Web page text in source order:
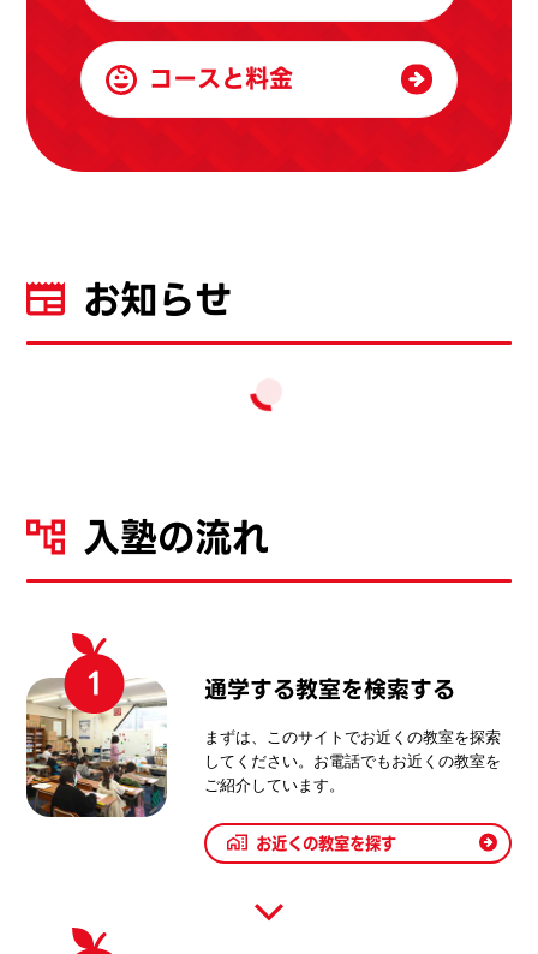
コースと料金
お知らせ
入塾の流れ
1 通学する教室を検索する
まずは、このサイトでお近くの教室を探索
してください。お電話でもお近くの教室を
ご紹介しています。
お近くの教室を探す